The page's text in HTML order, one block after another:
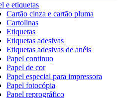
e etiquetas
Cartão cinza e cartão pluma
Cartolinas
Etiquetas
Etiquetas adesivas
Etiquetas adesivas de anéis
Papel continuo
Papel de cor
Papel especial para impressora
Papel fotocópia
Papel reprográfico